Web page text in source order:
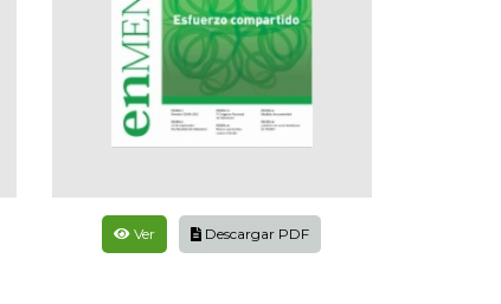
Ver Descargar PDF